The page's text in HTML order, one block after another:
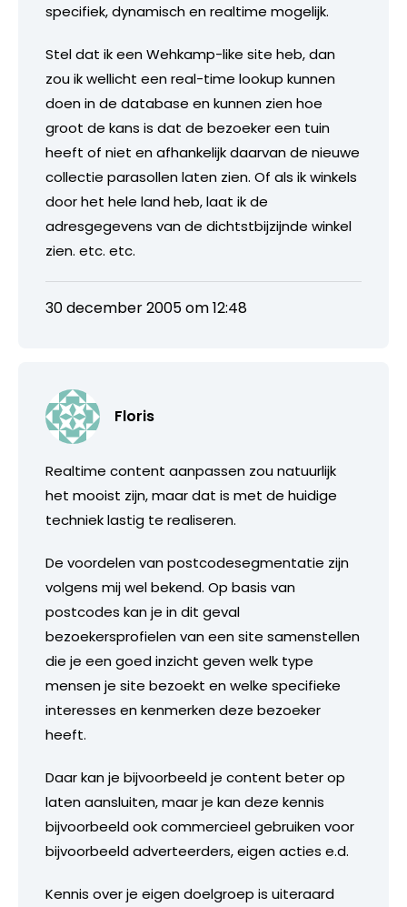
specifiek, dynamisch en realtime mogelijk.
Stel dat ik een Wehkamp-like site heb, dan
zou ik wellicht een real-time lookup kunnen
doen in de database en kunnen zien hoe
groot de kans is dat de bezoeker een tuin
heeft of niet en afhankelijk daarvan de nieuwe
collectie parasollen laten zien. Of als ik winkels
door het hele land heb, laat ik de
adresgegevens van de dichtstbijzijnde winkel
zien. etc. etc.
30 december 2005 om 12:48
Floris
Realtime content aanpassen zou natuurlijk
het mooist zijn, maar dat is met de huidige
techniek lastig te realiseren.
De voordelen van postcodesegmentatie zijn
volgens mij wel bekend. Op basis van
postcodes kan je in dit geval
bezoekersprofielen van een site samenstellen
die je een goed inzicht geven welk type
mensen je site bezoekt en welke specifieke
interesses en kenmerken deze bezoeker
heeft.
Daar kan je bijvoorbeeld je content beter op
laten aansluiten, maar je kan deze kennis
bijvoorbeeld ook commercieel gebruiken voor
bijvoorbeeld adverteerders, eigen acties e.d.
Kennis over je eigen doelgroep is uiteraard